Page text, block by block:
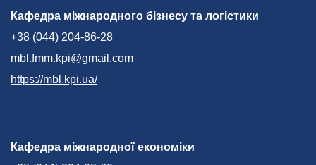
Кафедра міжнародного бізнесу та логістики
+38 (044) 204-86-28
mbl.fmm.kpi@gmail.com
https://mbl.kpi.ua/
Кафедра міжнародної економіки